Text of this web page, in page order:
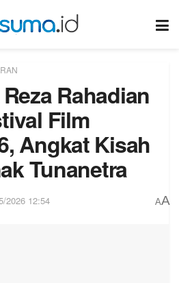
Rahadian
Film
Angkat Kisah
Tunanetra
2026 12:54 AA